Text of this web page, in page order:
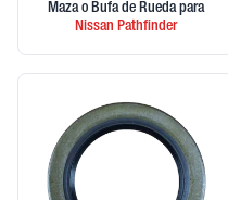
Maza o Bufa de Rueda para
Nissan Pathfinder